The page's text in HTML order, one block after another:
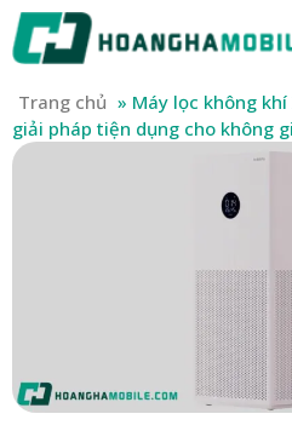
Trang chủ » Máy lọc không
giải pháp tiện dụng cho không